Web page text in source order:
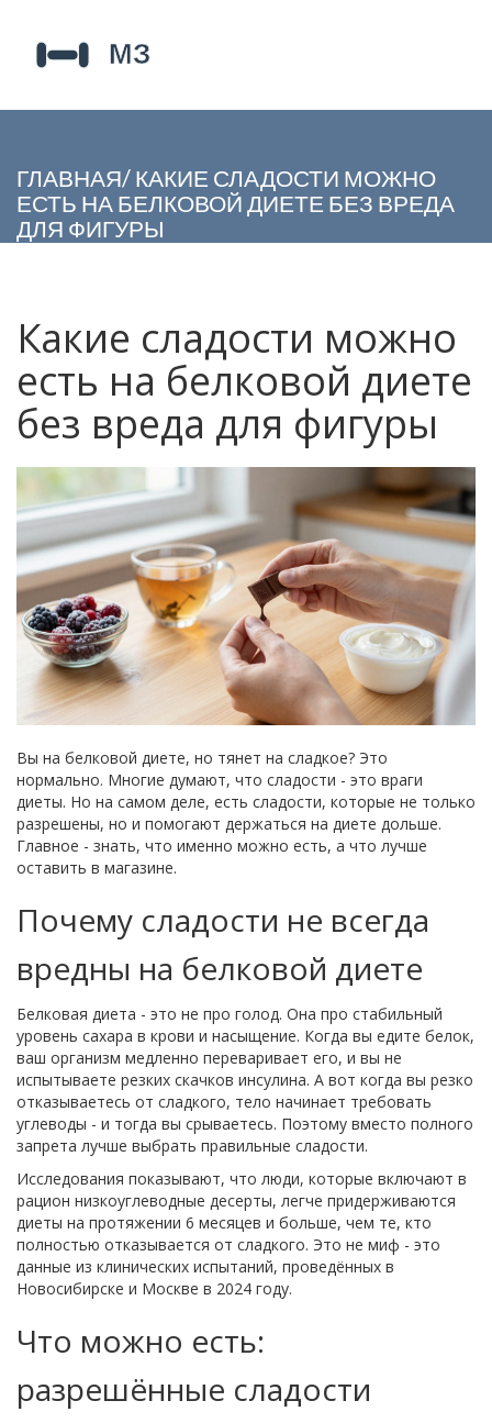
ГЛАВНАЯ/ КАКИЕ СЛАДОСТИ МОЖНО
ЕСТЬ НА БЕЛКОВОЙ ДИЕТЕ БЕЗ ВРЕДА
ДЛЯ ФИГУРЫ
Какие сладости можно
есть на белковой диете
без вреда для фигуры
Вы на белковой диете, но тянет на сладкое? Это
нормально. Многие думают, что сладости - это враги
диеты. Но на самом деле, есть сладости, которые не только
разрешены, но и помогают держаться на диете дольше.
Главное - знать, что именно можно есть, а что лучше
оставить в магазине.
Почему сладости не всегда
вредны на белковой диете
Белковая диета - это не про голод. Она про стабильный
уровень сахара в крови и насыщение. Когда вы едите белок,
ваш организм медленно переваривает его, и вы не
испытываете резких скачков инсулина. А вот когда вы резко
отказываетесь от сладкого, тело начинает требовать
углеводы - и тогда вы срываетесь. Поэтому вместо полного
запрета лучше выбрать правильные сладости.
Исследования показывают, что люди, которые включают в
рацион низкоуглеводные десерты, легче придерживаются
диеты на протяжении 6 месяцев и больше, чем те, кто
полностью отказывается от сладкого. Это не миф - это
данные из клинических испытаний, проведённых в
Новосибирске и Москве в 2024 году.
Что можно есть:
разрешённые сладости